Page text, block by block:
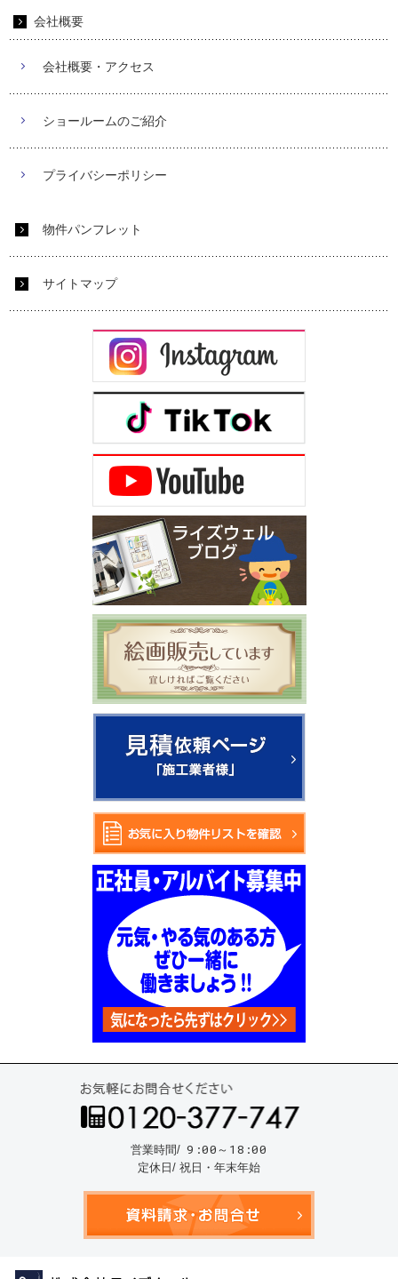
会社概要
会社概要・アクセス
ショールームのご紹介
プライバシーポリシー
物件パンフレット
サイトマップ
営業時間/ 9:00～18:00
定休日/ 祝日・年末年始